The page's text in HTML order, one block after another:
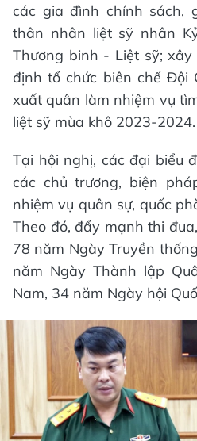
các gia đình chính sách,
thân nhân liệt sỹ nhân
Thương binh - Liệt sỹ;
định tổ chức biên chế Đội
xuất quân làm nhiệm vụ
liệt sỹ mùa khô 2023-2024.
Tại hội nghị, các đại biểu
các chủ trương, biện
nhiệm vụ quân sự, quốc
Theo đó, đẩy mạnh thi
78 năm Ngày Truyền
năm Ngày Thành lập
Nam, 34 năm Ngày hội